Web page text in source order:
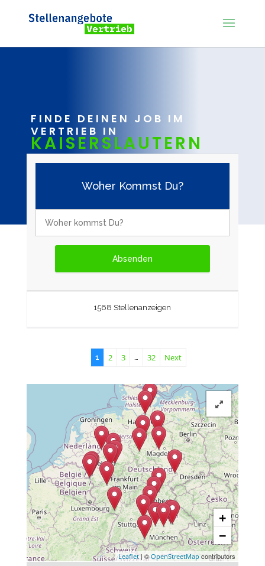
FINDE DEINEN JOB IM
VERTRIEB IN
KAISERSLAUTERN
Woher Kommst Du?
1568 Stellenanzeigen
1 2 3 … 32 Next
+
−
Leaflet| ©OpenStreetMap contributors